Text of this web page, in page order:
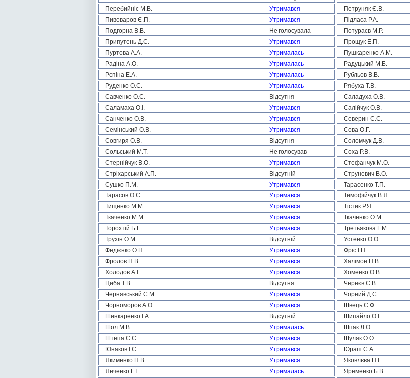
Перебийніс М.В.
Утримався Петруняк Є.В.
Пивоваров Є.П.
Утримався Підласа Р.А.
Подгорна В.В.
Не голосувала Потураєв М.Р.
Припутень Д.С.
Утримався Прощук Е.П.
Пуртова А.А.
Утрималась Пушкаренко А.М.
Радіна А.О.
Утрималась Радуцький М.Б.
Рєпіна Е.А.
Утрималась Рубльов В.В.
Руденко О.С.
Утрималась Рябуха Т.В.
Савченко О.С.
Відсутня Саладуха О.В.
Саламаха О.І.
Утримався Салійчук О.В.
Санченко О.В.
Утримався Северин С.С.
Семінський О.В.
Утримався Сова О.Г.
Совгиря О.В.
Відсутня Соломчук Д.В.
Сольський М.Т.
Не голосував Соха Р.В.
Стернійчук В.О.
Утримався Стефанчук М.О.
Стріхарський А.П.
Відсутній Струневич В.О.
Сушко П.М.
Утримався Тарасенко Т.П.
Тарасов О.С.
Утримався Тимофійчук В.Я.
Тищенко М.М.
Утримався Тістик Р.Я.
Ткаченко М.М.
Утримався Ткаченко О.М.
Торохтій Б.Г.
Утримався Третьякова Г.М.
Трухін О.М.
Відсутній Устенко О.О.
Федієнко О.П.
Утримався Фріс І.П.
Фролов П.В.
Утримався Халімон П.В.
Холодов А.І.
Утримався Хоменко О.В.
Циба Т.В.
Відсутня Чернєв Є.В.
Чернявський С.М.
Утримався Чорний Д.С.
Чорноморов А.О.
Утримався Швець С.Ф.
Шинкаренко І.А.
Відсутній Шипайло О.І.
Шол М.В.
Утрималась Шпак Л.О.
Штепа С.С.
Утримався Шуляк О.О.
Юнаков І.С.
Утримався Юраш С.А.
Якименко П.В.
Утримався Яковлєва Н.І.
Янченко Г.І.
Утрималась Яременко Б.В.